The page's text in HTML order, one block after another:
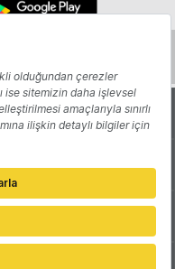
Yazarlar
Reklam